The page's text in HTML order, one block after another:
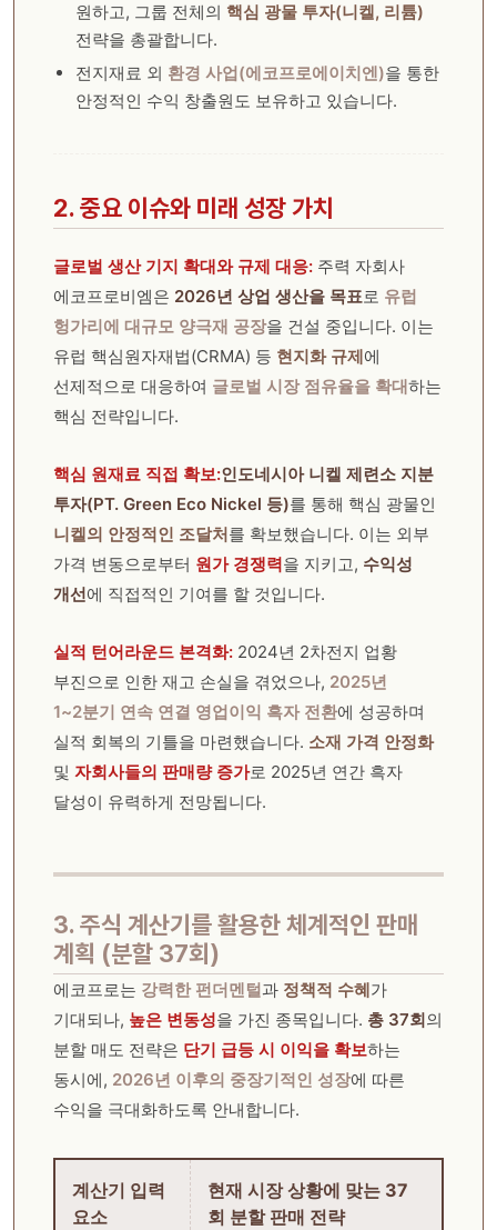
원하고, 그룹 전체의 핵심 광물 투자(니켈, 리튬)
전략을 총괄합니다.
전지재료 외 환경 사업(에코프로에이치엔)을 통한
안정적인 수익 창출원도 보유하고 있습니다.
2. 중요 이슈와 미래 성장 가치
글로벌 생산 기지 확대와 규제 대응: 주력 자회사
에코프로비엠은 2026년 상업 생산을 목표로 유럽
헝가리에 대규모 양극재 공장을 건설 중입니다. 이는
유럽 핵심원자재법(CRMA) 등 현지화 규제에
선제적으로 대응하여 글로벌 시장 점유율을 확대하는
핵심 전략입니다.
핵심 원재료 직접 확보:인도네시아 니켈 제련소 지분
투자(PT. Green Eco Nickel 등)를 통해 핵심 광물인
니켈의 안정적인 조달처를 확보했습니다. 이는 외부
가격 변동으로부터 원가 경쟁력을 지키고, 수익성
개선에 직접적인 기여를 할 것입니다.
실적 턴어라운드 본격화: 2024년 2차전지 업황
부진으로 인한 재고 손실을 겪었으나, 2025년
1~2분기 연속 연결 영업이익 흑자 전환에 성공하며
실적 회복의 기틀을 마련했습니다. 소재 가격 안정화
및 자회사들의 판매량 증가로 2025년 연간 흑자
달성이 유력하게 전망됩니다.
3. 주식 계산기를 활용한 체계적인 판매
계획 (분할 37회)
에코프로는 강력한 펀더멘털과 정책적 수혜가
기대되나, 높은 변동성을 가진 종목입니다. 총 37회의
분할 매도 전략은 단기 급등 시 이익을 확보하는
동시에, 2026년 이후의 중장기적인 성장에 따른
수익을 극대화하도록 안내합니다.
계산기 입력
요소
현재 시장 상황에 맞는 37
회 분할 판매 전략